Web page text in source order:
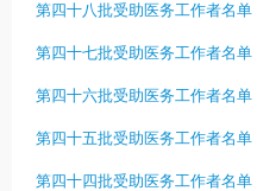
第四十八批受助医务工作者名单
第四十七批受助医务工作者名单
第四十六批受助医务工作者名单
第四十五批受助医务工作者名单
第四十四批受助医务工作者名单